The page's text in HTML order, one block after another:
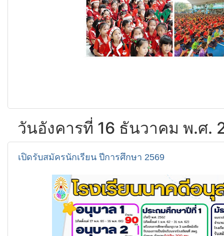
วันอังคารที่ 16 ธันวาคม พ.ศ.
เปิดรับสมัครนักเรียน ปีการศึกษา 2569